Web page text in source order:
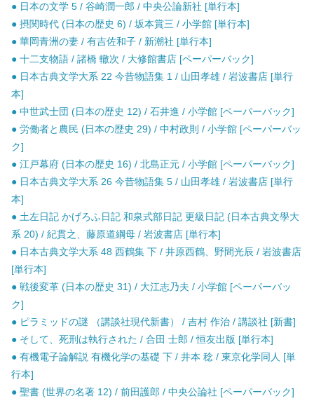
● 日本の文学 5 / 谷崎潤一郎 / 中央公論新社 [単行本]
● 摂関時代 (日本の歴史 6) / 坂本賞三 / 小学館 [単行本]
● 華岡青洲の妻 / 有吉佐和子 / 新潮社 [単行本]
● 十二支物語 / 諸橋 轍次 / 大修館書店 [ペーパーバック]
● 日本古典文学大系 22 今昔物語集 1 / 山田孝雄 / 岩波書店 [単行
本]
● 中世武士団 (日本の歴史 12) / 石井進 / 小学館 [ペーパーバック]
● 労働者と農民 (日本の歴史 29) / 中村政則 / 小学館 [ペーパーバッ
ク]
● 江戸幕府 (日本の歴史 16) / 北島正元 / 小学館 [ペーパーバック]
● 日本古典文学大系 26 今昔物語集 5 / 山田孝雄 / 岩波書店 [単行
本]
● 土左日記 かげろふ日記 和泉式部日記 更級日記 (日本古典文學大
系 20) / 紀貫之、藤原道綱母 / 岩波書店 [単行本]
● 日本古典文学大系 48 西鶴集 下 / 井原西鶴、野間光辰 / 岩波書店
[単行本]
● 戦後変革 (日本の歴史 31) / 大江志乃夫 / 小学館 [ペーパーバッ
ク]
● ピラミッドの謎 （講談社現代新書） / 吉村 作治 / 講談社 [新書]
● そして、死刑は執行された / 合田 士郎 / 恒友出版 [単行本]
● 有機電子論解説 有機化学の基礎 下 / 井本 稔 / 東京化学同人 [単
行本]
● 聖書 (世界の名著 12) / 前田護郎 / 中央公論社 [ペーパーバック]